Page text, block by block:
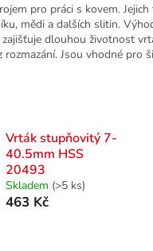
pro práci s kovem.
mědi a dalších slitin.
dlouhou životnost
Jsou vhodné pro
Vrták stupňovitý 7-
40.5mm HSS
20493
Skladem (>5 ks)
463 Kč